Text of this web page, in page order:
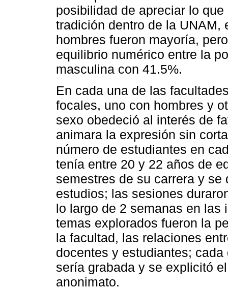
posibilidad de apreciar lo
tradición dentro de la UNAM,
hombres fueron mayoría,
equilibrio numérico entre la
masculina con 41.5%.
En cada una de las
focales, uno con hombres y
sexo obedeció al interés de
animara la expresión sin
número de estudiantes en
tenía entre 20 y 22 años de
semestres de su carrera y
estudios; las sesiones
lo largo de 2 semanas en
temas explorados fueron la
la facultad, las relaciones
docentes y estudiantes;
sería grabada y se explicitó
anonimato.